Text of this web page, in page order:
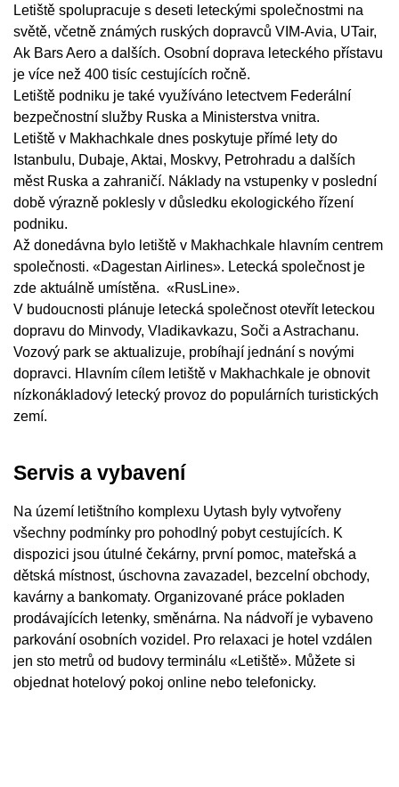
Letiště spolupracuje s deseti leteckými společnostmi na
světě, včetně známých ruských dopravců VIM-Avia, UTair,
Ak Bars Aero a dalších. Osobní doprava leteckého přístavu
je více než 400 tisíc cestujících ročně.
Letiště podniku je také využíváno letectvem Federální
bezpečnostní služby Ruska a Ministerstva vnitra.
Letiště v Makhachkale dnes poskytuje přímé lety do
Istanbulu, Dubaje, Aktai, Moskvy, Petrohradu a dalších
měst Ruska a zahraničí. Náklady na vstupenky v poslední
době výrazně poklesly v důsledku ekologického řízení
podniku.
Až donedávna bylo letiště v Makhachkale hlavním centrem
společnosti. «Dagestan Airlines». Letecká společnost je
zde aktuálně umístěna. «RusLine».
V budoucnosti plánuje letecká společnost otevřít leteckou
dopravu do Minvody, Vladikavkazu, Soči a Astrachanu.
Vozový park se aktualizuje, probíhají jednání s novými
dopravci. Hlavním cílem letiště v Makhachkale je obnovit
nízkonákladový letecký provoz do populárních turistických
zemí.
Servis a vybavení
Na území letištního komplexu Uytash byly vytvořeny
všechny podmínky pro pohodlný pobyt cestujících. K
dispozici jsou útulné čekárny, první pomoc, mateřská a
dětská místnost, úschovna zavazadel, bezcelní obchody,
kavárny a bankomaty. Organizované práce pokladen
prodávajících letenky, směnárna. Na nádvoří je vybaveno
parkování osobních vozidel. Pro relaxaci je hotel vzdálen
jen sto metrů od budovy terminálu «Letiště». Můžete si
objednat hotelový pokoj online nebo telefonicky.